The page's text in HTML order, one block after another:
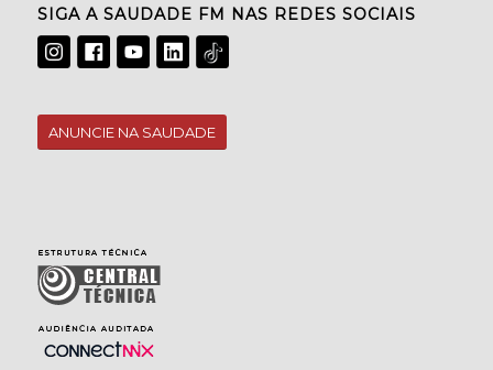
SIGA A SAUDADE FM NAS REDES SOCIAIS
ANUNCIE NA SAUDADE